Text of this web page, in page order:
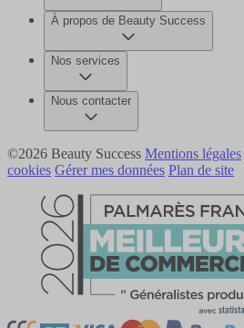
À propos de Beauty Success
Nos services
Nous contacter
©2026 Beauty Success Mentions légales
cookies Gérer mes données Plan de site